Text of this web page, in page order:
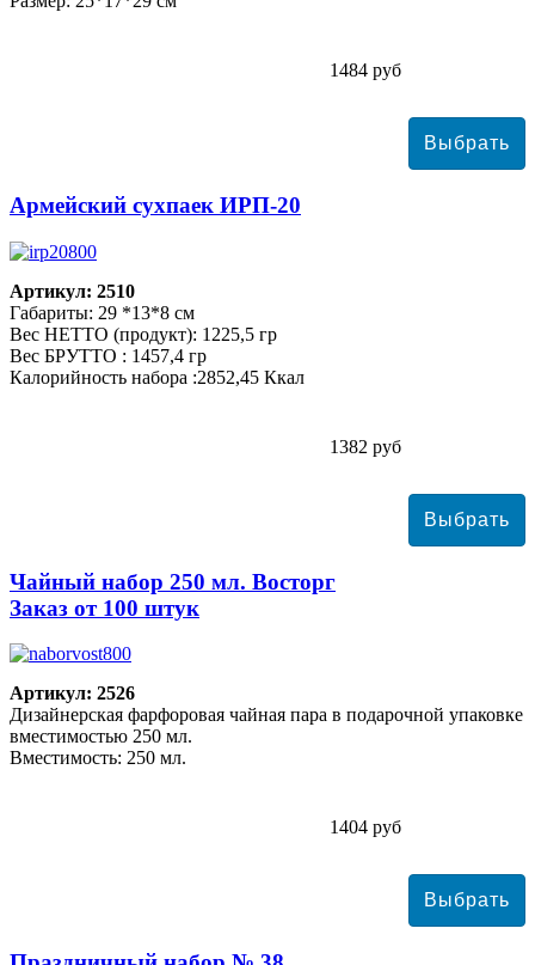
1484 руб
Армейский сухпаек ИРП-20
Артикул: 2510
Габариты: 29 *13*8 см
Вес НЕТТО (продукт): 1225,5 гр
Вес БРУТТО : 1457,4 гр
Калорийность набора :2852,45 Ккал
1382 руб
Чайный набор 250 мл. Восторг
Заказ от 100 штук
Артикул: 2526
Дизайнерская фарфоровая чайная пара в подарочной упаковке
вместимостью 250 мл.
Вместимость: 250 мл.
1404 руб